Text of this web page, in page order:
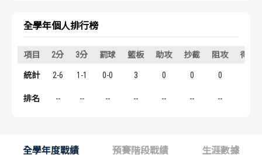
全學年個人排行榜
項目 2分 3分 罰球 籃板 助攻 抄截 阻攻 得分
統計 2-6 1-1 0-0 3 0 0 0
排名 -- -- -- -- -- -- --
全學年度戰績 預賽階段戰績 生涯數據